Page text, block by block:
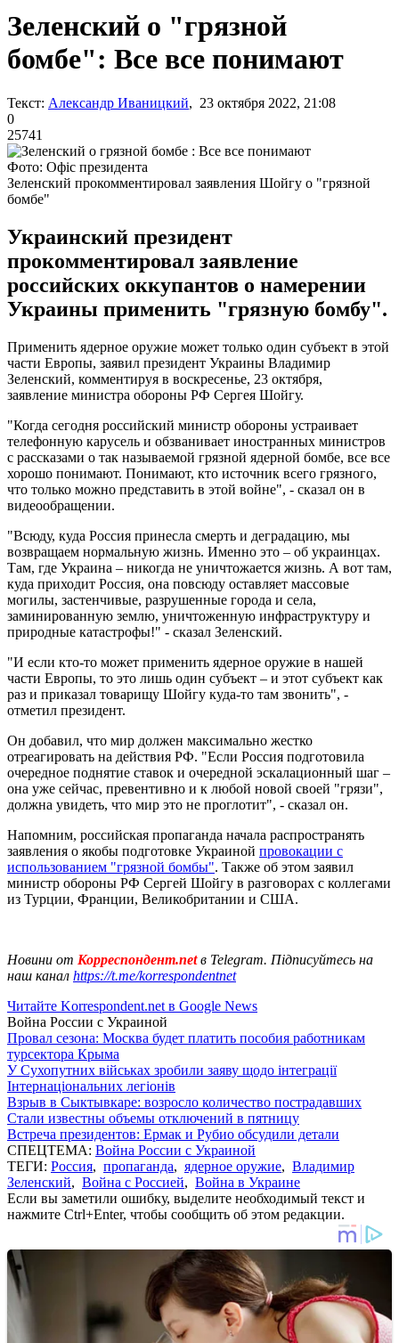
Зеленский о "грязной
бомбе": Все все понимают
Текст: Александр Иваницкий, 23 октября 2022, 21:08
0
25741
Фото: Офіс президента
Зеленский прокомментировал заявления Шойгу о "грязной
бомбе"
Украинский президент
прокомментировал заявление
российских оккупантов о намерении
Украины применить "грязную бомбу".
Применить ядерное оружие может только один субъект в этой
части Европы, заявил президент Украины Владимир
Зеленский, комментируя в воскресенье, 23 октября,
заявление министра обороны РФ Сергея Шойгу.
"Когда сегодня российский министр обороны устраивает
телефонную карусель и обзванивает иностранных министров
с рассказами о так называемой грязной ядерной бомбе, все все
хорошо понимают. Понимают, кто источник всего грязного,
что только можно представить в этой войне", - сказал он в
видеообращении.
"Всюду, куда Россия принесла смерть и деградацию, мы
возвращаем нормальную жизнь. Именно это – об украинцах.
Там, где Украина – никогда не уничтожается жизнь. А вот там,
куда приходит Россия, она повсюду оставляет массовые
могилы, застенчивые, разрушенные города и села,
заминированную землю, уничтоженную инфраструктуру и
природные катастрофы!" - сказал Зеленский.
"И если кто-то может применить ядерное оружие в нашей
части Европы, то это лишь один субъект – и этот субъект как
раз и приказал товарищу Шойгу куда-то там звонить", -
отметил президент.
Он добавил, что мир должен максимально жестко
отреагировать на действия РФ. "Если Россия подготовила
очередное поднятие ставок и очередной эскалационный шаг –
она уже сейчас, превентивно и к любой новой своей "грязи",
должна увидеть, что мир это не проглотит", - сказал он.
Напомним, российская пропаганда начала распространять
заявления о якобы подготовке Украиной провокации с
использованием "грязной бомбы". Также об этом заявил
министр обороны РФ Сергей Шойгу в разговорах с коллегами
из Турции, Франции, Великобритании и США.
Новини от Корреспондент.netв Telegram. Підписуйтесь на
наш канал https://t.me/korrespondentnet
Читайте Korrespondent.net в Google News
Война России с Украиной
Провал сезона: Москва будет платить пособия работникам
турсектора Крыма
У Сухопутних військах зробили заяву щодо інтеграції
Інтернаціональних легіонів
Взрыв в Сыктывкаре: возросло количество пострадавших
Стали известны объемы отключений в пятницу
Встреча президентов: Ермак и Рубио обсудили детали
СПЕЦТЕМА: Война России с Украиной
ТЕГИ: Россия, пропаганда, ядерное оружие, Владимир
Зеленский, Война с Россией, Война в Украине
Если вы заметили ошибку, выделите необходимый текст и
нажмите Ctrl+Enter, чтобы сообщить об этом редакции.